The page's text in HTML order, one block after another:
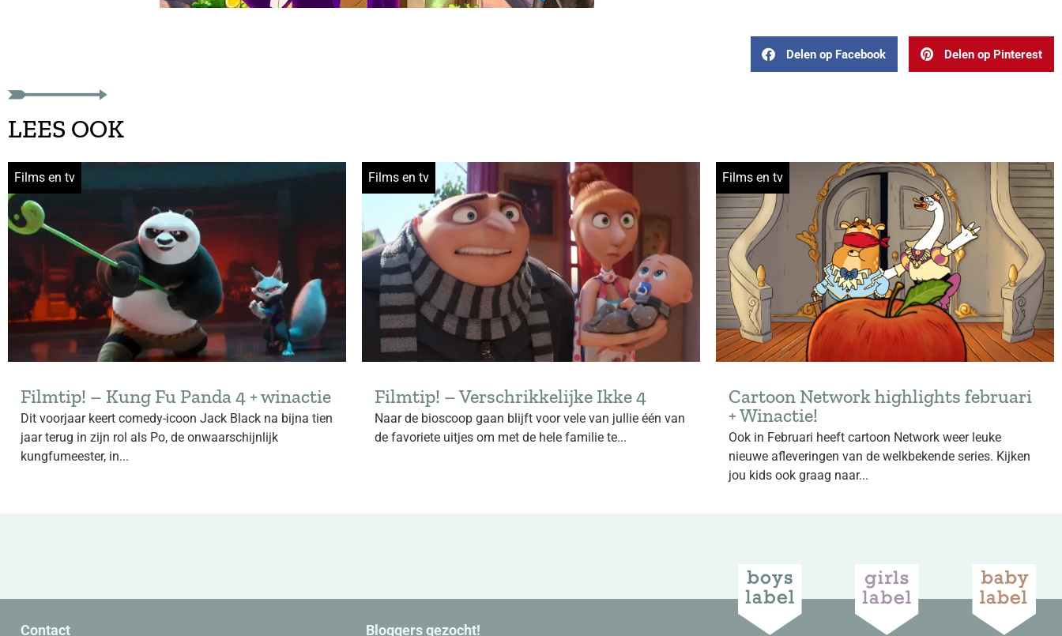
Delen op Facebook Delen op Pinterest
LEES OOK
Films en tv
Filmtip! – Kung Fu Panda 4 + winactie
Dit voorjaar keert comedy-icoon Jack Black na bijna tien
jaar terug in zijn rol als Po, de onwaarschijnlijk
kungfumeester, in...
Films en tv
Filmtip! – Verschrikkelijke Ikke 4
Naar de bioscoop gaan blijft voor vele van jullie één van
de favoriete uitjes om met de hele familie te...
Films en tv
Cartoon Network highlights februari
+ Winactie!
Ook in Februari heeft cartoon Network weer leuke
nieuwe afleveringen van de welkbekende series. Kijken
jou kids ook graag naar...
Contact Bloggers gezocht!